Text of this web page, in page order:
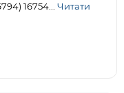
16754... Читати